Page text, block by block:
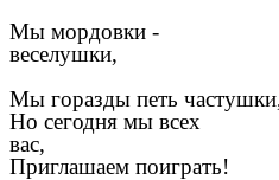
Мы мордовки -
Мы горазды петь
Но сегодня мы всех
Приглашаем поиграть!